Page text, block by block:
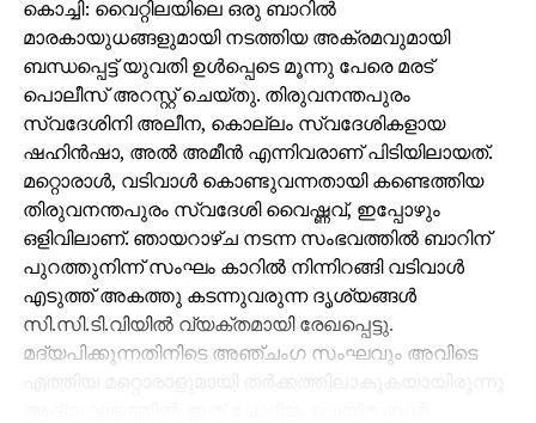
കൊച്ചി: വൈറ്റിലയിലെ ഒരു ബാറില്‍
മാരകായുധങ്ങളുമായി നടത്തിയ അക്രമവുമായി
ബന്ധപ്പെട്ട് യുവതി ഉള്‍പ്പെടെ മൂന്നു പേരെ മരട്
പൊലീസ് അറസ്റ്റ് ചെയ്തു. തിരുവനന്തപുരം
സ്വദേശിനി അലീന, കൊല്ലം സ്വദേശികളായ
ഷഹിന്‍ഷാ, അല്‍ അമീന്‍ എന്നിവരാണ് പിടിയിലായത്.
മറ്റൊരാള്‍, വടിവാള്‍ കൊണ്ടുവന്നതായി കണ്ടെത്തിയ
തിരുവനന്തപുരം സ്വദേശി വൈഷ്ണവ്, ഇപ്പോഴും
ഒളിവിലാണ്. ഞായറാഴ്ച നടന്ന സംഭവത്തില്‍ ബാറിന്
പുറത്തുനിന്ന് സംഘം കാറില്‍ നിന്നിറങ്ങി വടിവാള്‍
എടുത്ത് അകത്തു കടന്നുവരുന്ന ദൃശ്യങ്ങള്‍
സി.സി.ടി.വിയില്‍ വ്യക്തമായി രേഖപ്പെട്ടു.
മദ്യപിക്കുന്നതിനിടെ അഞ്ചംഗ സംഘവും അവിടെ